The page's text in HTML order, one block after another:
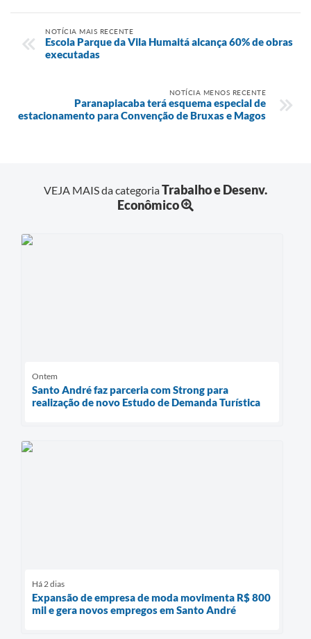
NOTÍCIA MAIS RECENTE
Escola Parque da Vila Humaitá alcança 60% de obras
executadas
NOTÍCIA MENOS RECENTE
Paranapiacaba terá esquema especial de
estacionamento para Convenção de Bruxas e Magos
VEJA MAIS da categoriaTrabalho e Desenv.
Econômico
Ontem
Santo André faz parceria com Strong para
realização de novo Estudo de Demanda Turística
Há 2 dias
Expansão de empresa de moda movimenta R$ 800
mil e gera novos empregos em Santo André